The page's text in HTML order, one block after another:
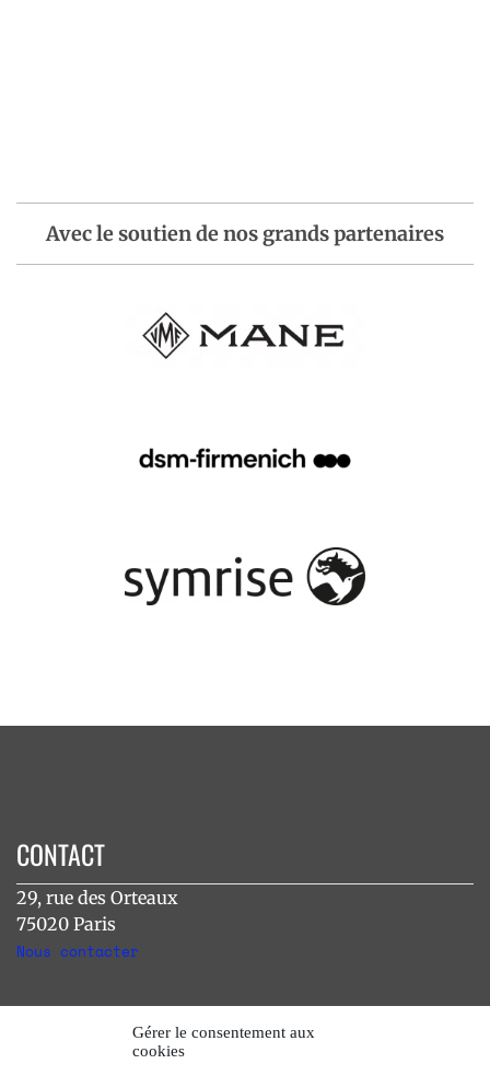
Gérer le consentement aux
cookies
Avec le soutien de nos grands partenaires
CONTACT
29, rue des Orteaux
75020 Paris
Nous contacter